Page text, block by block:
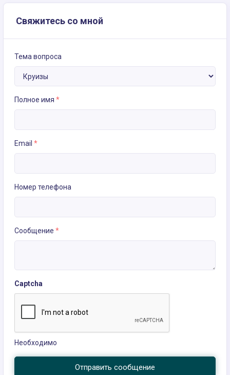
Свяжитесь со мной
Тема вопроса
Полное имя *
Email *
Номер телефона
Сообщение *
Captcha
Необходимо
Отправить сообщение